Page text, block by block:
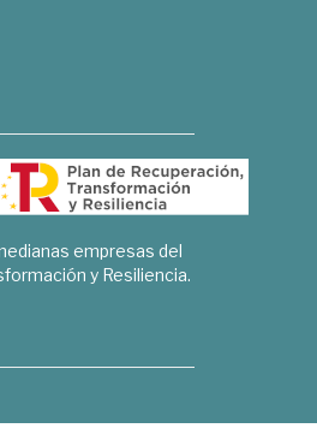
empresas del
y Resiliencia.